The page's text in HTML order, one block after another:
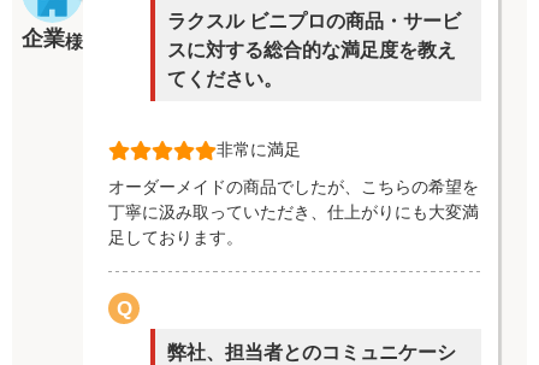
企業様
ラクスル ビニプロの商品・サービ
スに対する総合的な満足度を教え
てください。
非常に満足
オーダーメイドの商品でしたが、こちらの希望を
丁寧に汲み取っていただき、仕上がりにも大変満
足しております。
Q
弊社、担当者とのコミュニケーシ